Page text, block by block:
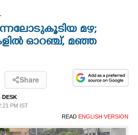
മഴ;
ഓറഞ്ച്, മഞ്ഞ
Share
DESK
PM IST
READ ENGLISH VERSION